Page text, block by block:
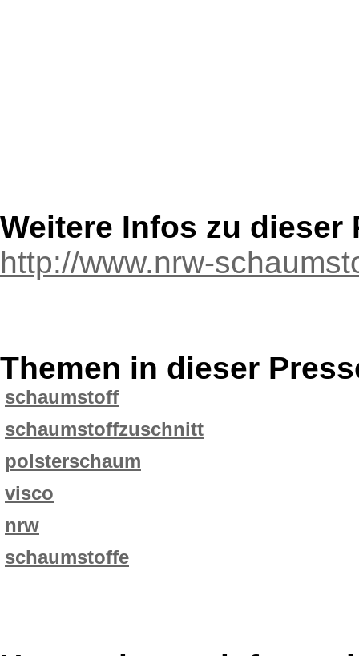
Weitere Infos zu dieser
http://www.nrw-
Themen in dieser
schaumstoff
schaumstoffzuschnitt
polsterschaum
visco
nrw
schaumstoffe